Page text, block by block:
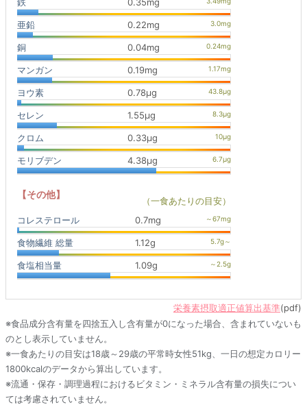
亜鉛 0.22mg
銅 0.04mg
マンガン 0.19mg
ヨウ素 0.78μg
セレン 1.55μg
クロム 0.33μg
モリブデン 4.38μg
【その他】
（一食あたりの目安）
コレステロール
0.7mg
食物繊維 総量 1.12g
食塩相当量 1.09g
栄養素摂取適正値算出基準(pdf)
※食品成分含有量を四捨五入し含有量が0になった場合、含まれていないも
のとし表示していません。
※一食あたりの目安は18歳～29歳の平常時女性51kg、一日の想定カロリー
1800kcalのデータから算出しています。
※流通・保存・調理過程におけるビタミン・ミネラル含有量の損失につい
ては考慮されていません。